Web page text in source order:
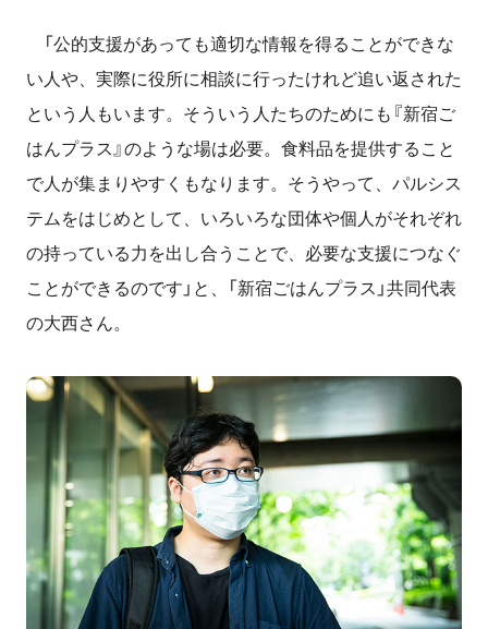
「公的支援があっても適切な情報を得ることができな
い人や、実際に役所に相談に行ったけれど追い返された
という人もいます。そういう人たちのためにも『新宿ご
はんプラス』のような場は必要。食料品を提供すること
で人が集まりやすくもなります。そうやって、パルシス
テムをはじめとして、いろいろな団体や個人がそれぞれ
の持っている力を出し合うことで、必要な支援につなぐ
ことができるのです」と、「新宿ごはんプラス」共同代表
の大西さん。